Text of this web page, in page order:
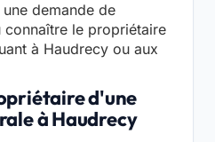
demande de
connaître le propriétaire
à Haudrecy ou aux
d'une
à Haudrecy